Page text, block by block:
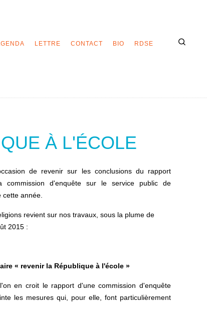
LETTRE CONTACT BIO RDSE
À L'ÉCOLE
de revenir sur les conclusions du rapport
commission d'enquête sur le service public de
année.
revient sur nos travaux, sous la plume de
2015 :
« revenir la République à l'école »
en croit le rapport d'une commission d'enquête
les mesures qui, pour elle, font particulièrement